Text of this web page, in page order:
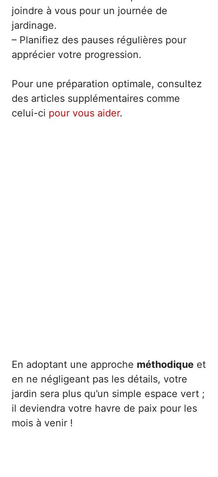
joindre à vous pour un journée de
jardinage.
– Planifiez des pauses régulières pour
apprécier votre progression.
Pour une préparation optimale, consultez
des articles supplémentaires comme
celui-ci pour vous aider.
En adoptant une approche méthodique et
en ne négligeant pas les détails, votre
jardin sera plus qu’un simple espace vert ;
il deviendra votre havre de paix pour les
mois à venir !